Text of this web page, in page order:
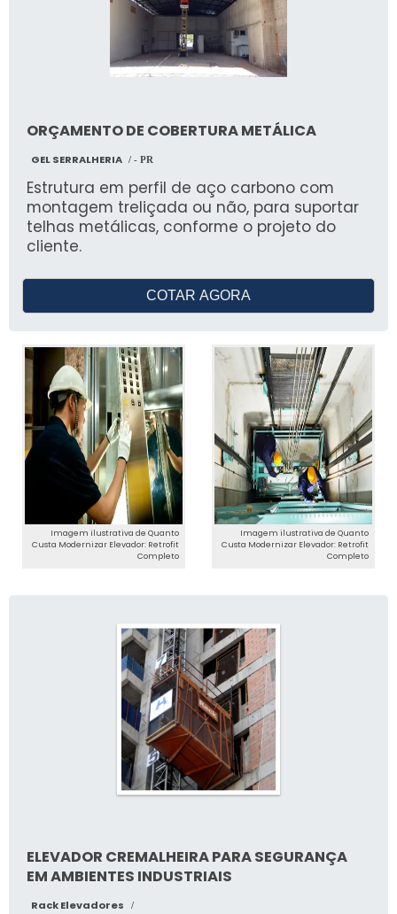
ORÇAMENTO DE COBERTURA METÁLICA
GEL SERRALHERIA / - PR
Estrutura em perfil de aço carbono com
montagem treliçada ou não, para suportar
telhas metálicas, conforme o projeto do
cliente.
COTAR AGORA
Imagem ilustrativa de Quanto
Custa Modernizar Elevador: Retrofit
Completo
Imagem ilustrativa de Quanto
Custa Modernizar Elevador: Retrofit
Completo
ELEVADOR CREMALHEIRA PARA SEGURANÇA
EM AMBIENTES INDUSTRIAIS
Rack Elevadores /